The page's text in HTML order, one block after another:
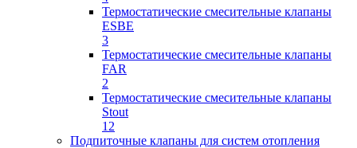
Термостатические смесительные клапаны
ESBE
3
Термостатические смесительные клапаны
FAR
2
Термостатические смесительные клапаны
Stout
12
Подпиточные клапаны для систем отопления